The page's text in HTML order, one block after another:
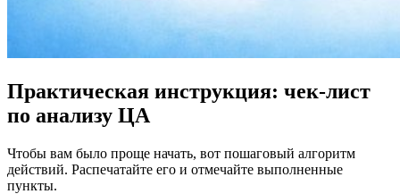
Практическая инструкция: чек-лист
по анализу ЦА
Чтобы вам было проще начать, вот пошаговый алгоритм
действий. Распечатайте его и отмечайте выполненные
пункты.